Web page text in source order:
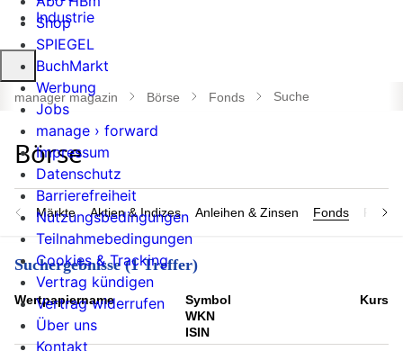
Industrie
Suche
öffnen
manager magazin Börse Fonds Suche
Märkte Aktien & Indizes Anleihen & Zinsen Fonds
Suchergebnisse (1 Treffer)
Wert­papier­name
Symbol
WKN
ISIN
Kurs
Shop
SPIEGEL
BuchMarkt
Werbung
Jobs
manage › forward
Impressum
Datenschutz
Barrierefreiheit
Nutzungsbedingungen
Teilnahmebedingungen
Cookies & Tracking
Vertrag kündigen
Vertrag widerrufen
Über uns
Kontakt